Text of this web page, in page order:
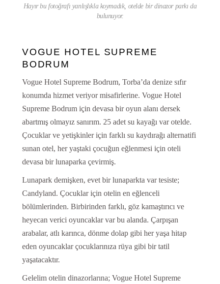
Hayır bu fotoğrafı yanlışlıkla koymadık, otelde bir dinazor parkı da
bulunuyor.
VOGUE HOTEL SUPREME
BODRUM
Vogue Hotel Supreme Bodrum, Torba’da denize sıfır
konumda hizmet veriyor misafirlerine. Vogue Hotel
Supreme Bodrum için devasa bir oyun alanı dersek
abartmış olmayız sanırım. 25 adet su kayağı var otelde.
Çocuklar ve yetişkinler için farklı su kaydırağı alternatifi
sunan otel, her yaştaki çocuğun eğlenmesi için oteli
devasa bir lunaparka çevirmiş.
Lunapark demişken, evet bir lunaparkta var tesiste;
Candyland. Çocuklar için otelin en eğlenceli
bölümlerinden. Birbirinden farklı, göz kamaştırıcı ve
heyecan verici oyuncaklar var bu alanda. Çarpışan
arabalar, atlı karınca, dönme dolap gibi her yaşa hitap
eden oyuncaklar çocuklarınıza rüya gibi bir tatil
yaşatacaktır.
Gelelim otelin dinazorlarına; Vogue Hotel Supreme